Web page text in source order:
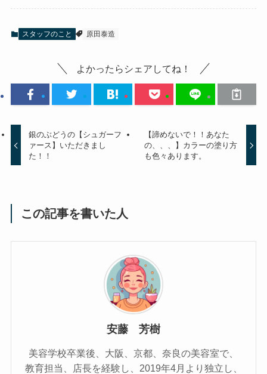
スタッフのこと 原田泰造
よかったらシェアしてね！
銀のぶどうの【シュガーフ
ァース】いただきまし
た！！
【諦めないで！！あなた
の、、、】カラーの塗り方
も色々あります。
この記事を書いた人
安藤 芳樹
美容学校卒業後、大阪、京都、奈良の美容室で、
教育担当、店長を経験し、2019年4月より独立し、